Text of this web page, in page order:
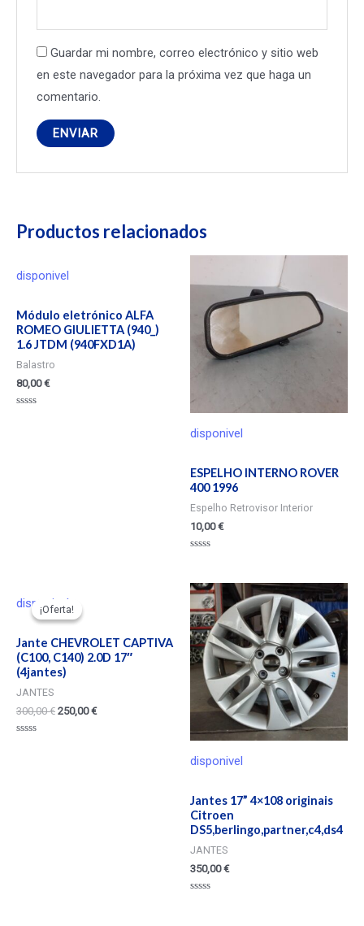
Guardar mi nombre, correo electrónico y sitio web
en este navegador para la próxima vez que haga un
comentario.
Productos relacionados
disponivel
Módulo eletrónico ALFA
ROMEO GIULIETTA (940_)
1.6 JTDM (940FXD1A)
Balastro
80,00€
disponivel
ESPELHO INTERNO ROVER
400 1996
Espelho Retrovisor Interior
10,00€
de
5
¡Oferta!
disponivel
¡Oferta!
Jante CHEVROLET CAPTIVA
(C100, C140) 2.0D 17″
(4jantes)
JANTES
300,00€ 250,00€
disponivel
Jantes 17” 4×108 originais
Citroen
DS5,berlingo,partner,c4,ds4
JANTES
350,00€